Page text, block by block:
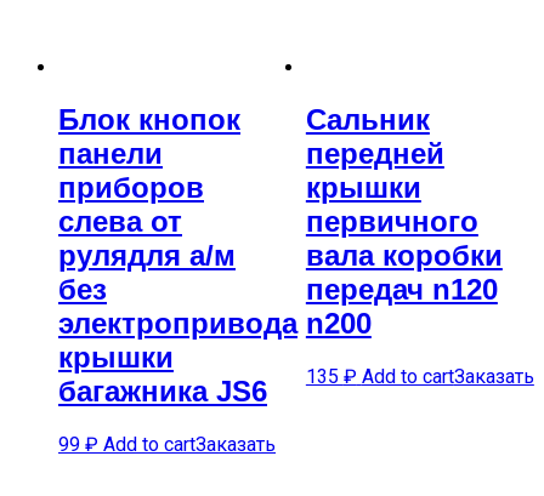
Блок кнопок
панели
приборов
слева от
рулядля а/м
без
электропривода
крышки
багажника JS6
99 ₽ Add to cartЗаказать
Сальник
передней
крышки
первичного
вала коробки
передач n120
n200
135 ₽ Add to cartЗаказать